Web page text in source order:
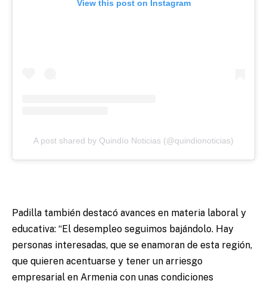
View this post on Instagram
A post shared by Quindío Noticias (@quindionoticias)
Padilla también destacó avances en materia laboral y
educativa: “El desempleo seguimos bajándolo. Hay
personas interesadas, que se enamoran de esta región,
que quieren acentuarse y tener un arriesgo
empresarial en Armenia con unas condiciones